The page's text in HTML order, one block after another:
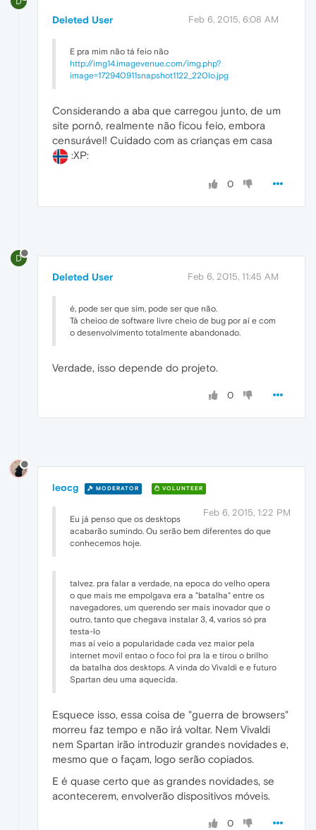
Deleted User Feb 6, 2015, 6:08 AM
E pra mim não tá feio não
http://img14.imagevenue.com/img.php?
image=172940911snapshot1122_220lo.jpg
Considerando a aba que carregou junto, de um
site pornô, realmente não ficou feio, embora
censurável! Cuidado com as crianças em casa
:XP:
0
D
Deleted User Feb 6, 2015, 11:45 AM
é, pode ser que sim, pode ser que não.
Tá cheioo de software livre cheio de bug por aí e com
o desenvolvimento totalmente abandonado.
Verdade, isso depende do projeto.
0
leocg MODERATOR VOLUNTEER
Feb 6, 2015, 1:22 PM
Eu já penso que os desktops
acabarão sumindo. Ou serão bem diferentes do que
conhecemos hoje.
talvez. pra falar a verdade, na epoca do velho opera
o que mais me empolgava era a "batalha" entre os
navegadores, um querendo ser mais inovador que o
outro, tanto que chegava instalar 3, 4, varios só pra
testa-lo
mas aí veio a popularidade cada vez maior pela
internet movil entao o foco foi pra la e tirou o brilho
da batalha dos desktops. A vinda do Vivaldi e e futuro
Spartan deu uma aquecida.
Esquece isso, essa coisa de "guerra de browsers"
morreu faz tempo e não irá voltar. Nem Vivaldi
nem Spartan irão introduzir grandes novidades e,
mesmo que o façam, logo serão copiados.
E é quase certo que as grandes novidades, se
acontecerem, envolverão dispositivos móveis.
0